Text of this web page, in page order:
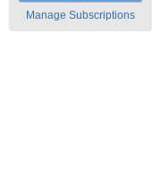
Manage Subscriptions